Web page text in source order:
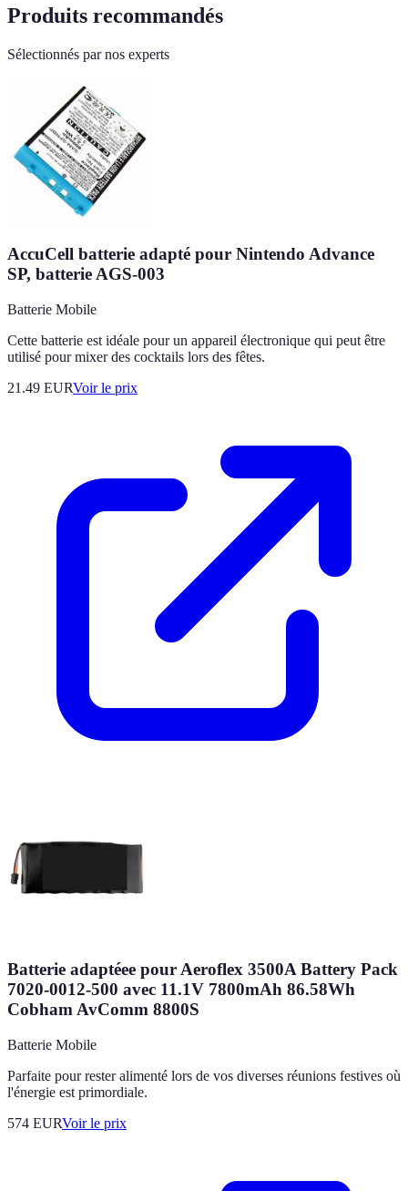
Produits recommandés
Sélectionnés par nos experts
AccuCell batterie adapté pour Nintendo Advance
SP, batterie AGS-003
Batterie Mobile
Cette batterie est idéale pour un appareil électronique qui peut être
utilisé pour mixer des cocktails lors des fêtes.
21.49 EURVoir le prix
Batterie adaptéee pour Aeroflex 3500A Battery Pack
7020-0012-500 avec 11.1V 7800mAh 86.58Wh
Cobham AvComm 8800S
Batterie Mobile
Parfaite pour rester alimenté lors de vos diverses réunions festives où
l'énergie est primordiale.
574 EURVoir le prix